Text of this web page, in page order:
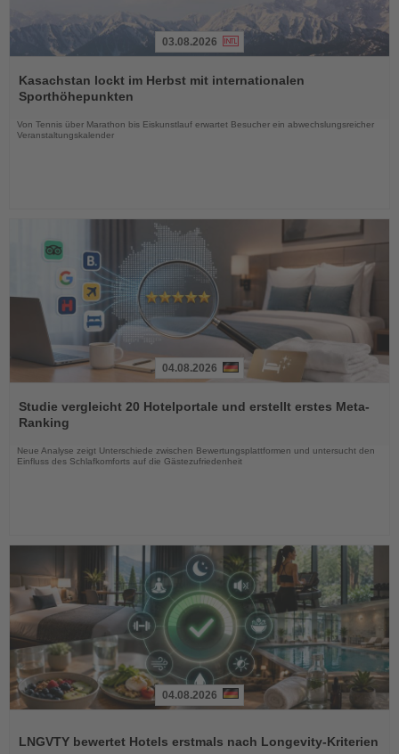
Sie
die
Nachrichten
03.08.2026
Kasachstan lockt im Herbst mit internationalen
Sporthöhepunkten
Von Tennis über Marathon bis Eiskunstlauf erwartet Besucher ein abwechslungsreicher
Veranstaltungskalender
Sie
die
Nachrichten
04.08.2026
Studie vergleicht 20 Hotelportale und erstellt erstes Meta-
Ranking
Neue Analyse zeigt Unterschiede zwischen Bewertungsplattformen und untersucht den
Einfluss des Schlafkomforts auf die Gästezufriedenheit
die
04.08.2026
LNGVTY bewertet Hotels erstmals nach Longevity-Kriterien